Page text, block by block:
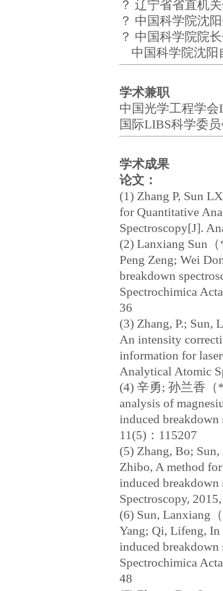
？ 辽宁省省直机
？ 中国科学院沈
？ 中国科学院院
中国科学院沈阳
学术兼职
中国光学工程学
国际LIBS科学委
学术成果
论文：
(1) Zhang P, Sun
for Quantitative
Spectroscopy[J].
(2) Lanxiang Sun
Peng Zeng; Wei
breakdown
Spectrochimica
36
(3) Zhang, P.; Sun,
An intensity
information for
Analytical Atomic
(4) 辛勇; 孙兰香
analysis of
induced breakdown
11(5)：115207
(5) Zhang, Bo;
Zhibo, A method
induced
Spectroscopy,
(6) Sun, Lanxiang
Yang; Qi, Lifeng, In
induced breakdown
Spectrochimica
48